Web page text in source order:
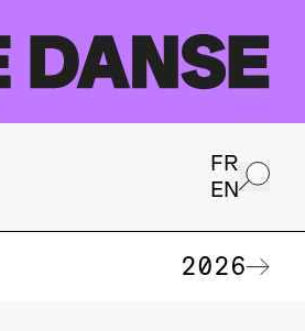
FR
EN
2026